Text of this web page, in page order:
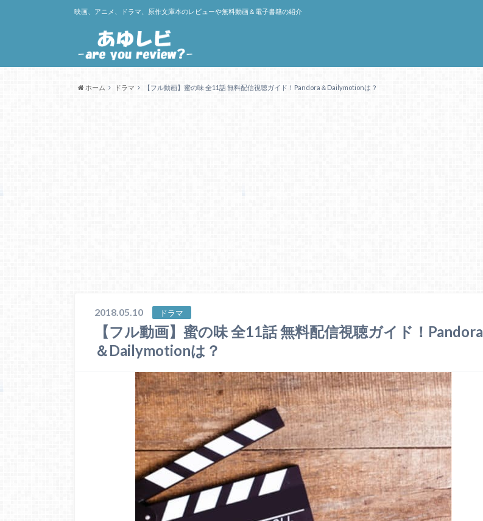
映画、アニメ、ドラマ、原作文庫本のレビューや無料動画＆電子書籍の紹介
ホーム ドラマ 【フル動画】蜜の味 全11話 無料配信視聴ガイド！Pandora＆Dailymotionは？
2018.05.10 ドラマ
【フル動画】蜜の味 全11話 無料配信視聴ガイド！Pandora
＆Dailymotionは？